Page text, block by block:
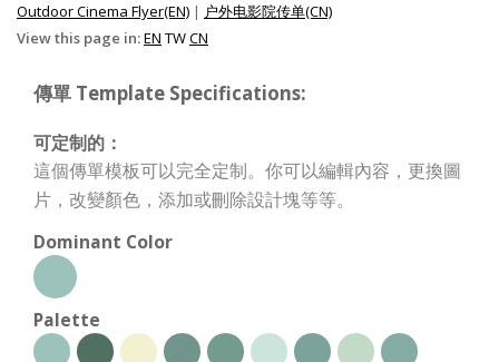
Outdoor Cinema Flyer(EN) | 户外电影院传单(CN)
View this page in:EN TWCN
傳單 Template Specifications:
可定制的：
這個傳單模板可以完全定制。你可以編輯內容，更換圖
片，改變顏色，添加或刪除設計塊等等。
Dominant Color
Palette